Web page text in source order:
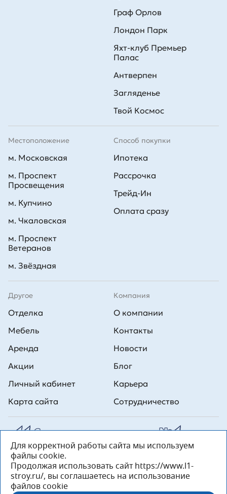
Способ покупки
Ипотека
Рассрочка
Трейд-Ин
Оплата сразу
Граф Орлов
Лондон Парк
Яхт-клуб Премьер
Палас
Антверпен
Загляденье
Твой Космос
Другое
Отделка
Мебель
Аренда
Акции
Личный кабинет
Карта сайта
Компания
О компании
Контакты
Новости
Блог
Карьера
Сотрудничество
Местоположение
м. Московская
м. Проспект
Просвещения
м. Купчино
м. Чкаловская
м. Проспект
Ветеранов
м. Звёздная
Все права на публикуемые на сайте материалы принадлежат
ООО Л1 Строительная комания №1. Любая информация,
представленная на данном сайте, носит исключительно
информационный характер и ни при каких условиях не является
публичной офертой, определяемой положениями статьи 437 ГК РФ.
«ООО «Л1 Строительная Компания №1» 196233, Санкт-Петербург, ул.
Для корректной работы сайта мы используем
файлы cookie.
Продолжая использовать сайт https://www.l1-
stroy.ru/, вы соглашаетесь на использование
файлов cookie